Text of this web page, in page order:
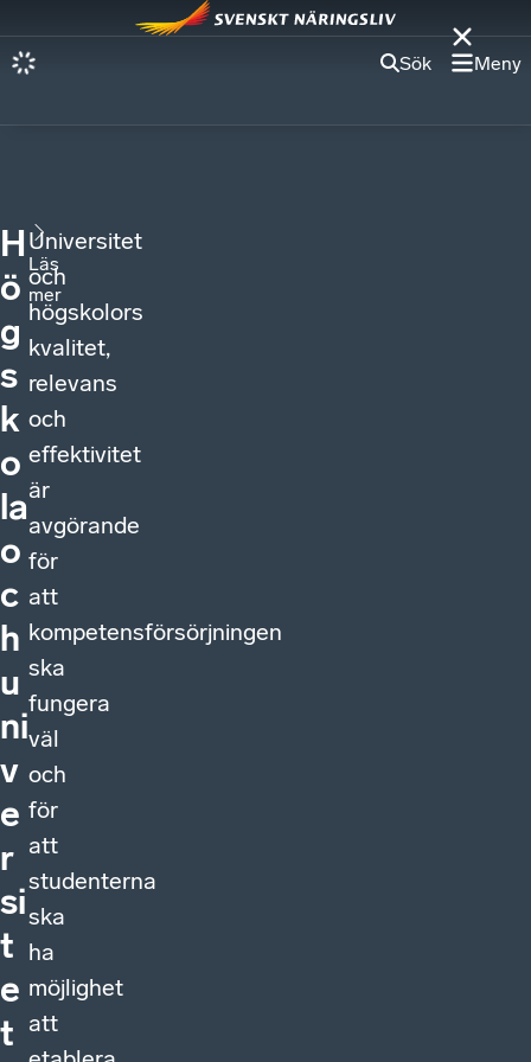
Sök Meny
H
ö
g
s
k
o
la
o
c
h
u
ni
v
e
r
si
t
e
t
Universitet
och
högskolors
kvalitet,
relevans
och
effektivitet
är
avgörande
för
att
kompetensförsörjningen
ska
fungera
väl
och
för
att
studenterna
ska
ha
möjlighet
att
Läs
mer